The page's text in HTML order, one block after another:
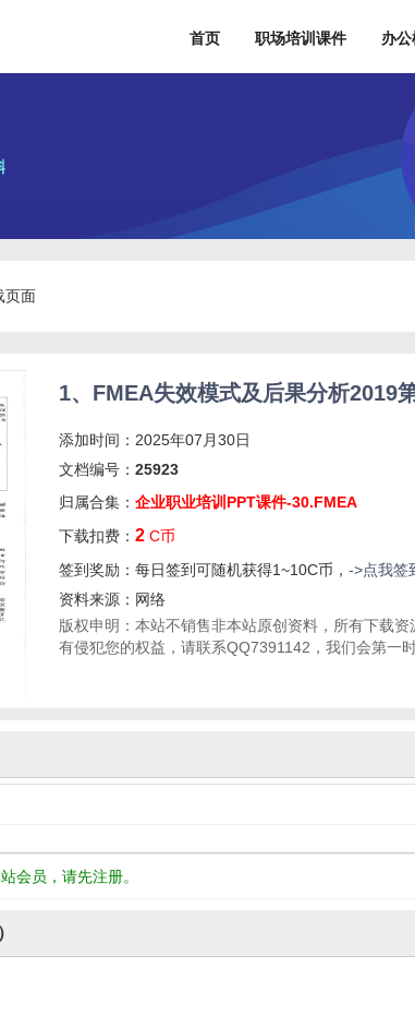
首页 职场培训课件 办公
页面
1、FMEA失效模式及后果分析2019
添加时间：2025年07月30日
文档编号： 25923
归属合集： 企业职业培训PPT课件-30.FMEA
下载扣费： 2 C币
签到奖励：每日签到可随机获得1~10C币， ->点我签
资料来源：网络
版权申明：本站不销售非本站原创资料，所有下载
有侵犯您的权益，请联系QQ7391142，我们会第一
会员，请先注册。